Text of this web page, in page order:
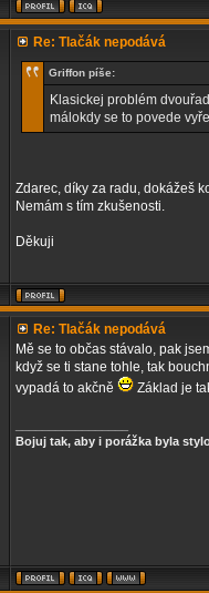
Re: Tlačák nepodává
Griffon píše:
Klasickej problém
málokdy se to povede
Zdarec, díky za radu, dokážeš
Nemám s tím zkušenosti.
Děkuji
Re: Tlačák nepodává
Mě se to občas stávalo, pak
když se ti stane tohle, tak
vypadá to akčně
Základ je
Bojuj tak, aby i porážka byla